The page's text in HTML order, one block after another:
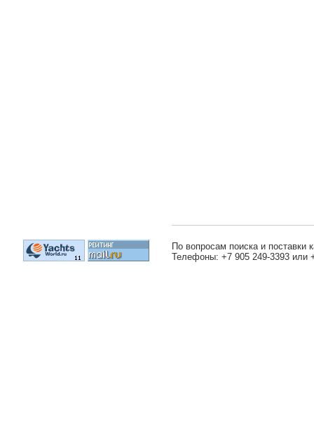
По вопросам поиска и поставки
Телефоны: +7 905 249-3393 или